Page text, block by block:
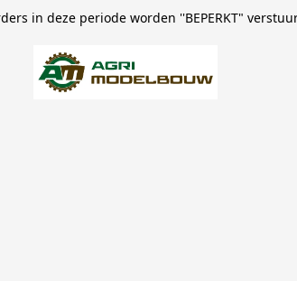
in deze periode worden ''BEPERKT"